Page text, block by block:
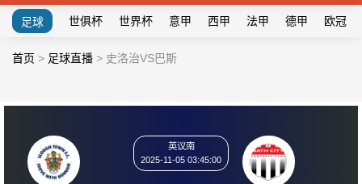
足球 世俱杯 世界杯 意甲 西甲 法甲 德甲 欧冠
首页 > 足球直播 > 史洛治VS巴斯